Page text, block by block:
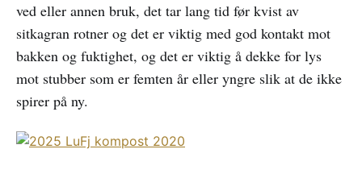
ved eller annen bruk, det tar lang tid før kvist av
sitkagran rotner og det er viktig med god kontakt mot
bakken og fuktighet, og det er viktig å dekke for lys
mot stubber som er femten år eller yngre slik at de ikke
spirer på ny.